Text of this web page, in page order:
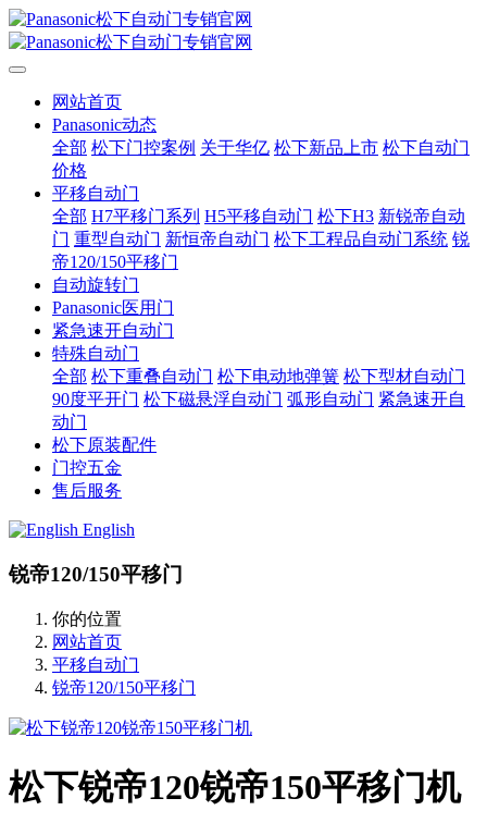
网站首页
Panasonic动态
全部 松下门控案例 关于华亿 松下新品上市 松下自动门
价格
平移自动门
全部 H7平移门系列 H5平移自动门 松下H3 新锐帝自动
门 重型自动门 新恒帝自动门 松下工程品自动门系统 锐
帝120/150平移门
自动旋转门
Panasonic医用门
紧急速开自动门
特殊自动门
全部 松下重叠自动门 松下电动地弹簧 松下型材自动门
90度平开门 松下磁悬浮自动门 弧形自动门 紧急速开自
动门
松下原装配件
门控五金
售后服务
English
锐帝120/150平移门
你的位置
网站首页
平移自动门
锐帝120/150平移门
松下锐帝120锐帝150平移门机